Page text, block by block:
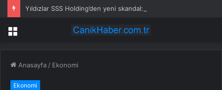
Menü
Anasayfa / Ekonomi
Ekonomi